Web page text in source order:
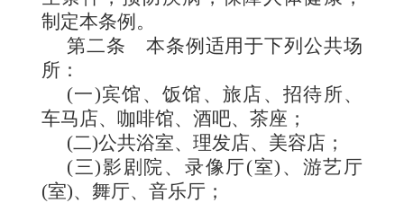
制定本条例。
第二条 本条例适用于下列公共场
所：
(一)宾馆、饭馆、旅店、招待所、
车马店、咖啡馆、酒吧、茶座；
(二)公共浴室、理发店、美容店；
(三)影剧院、录像厅(室) 、游艺厅
(室)、舞厅、音乐厅；